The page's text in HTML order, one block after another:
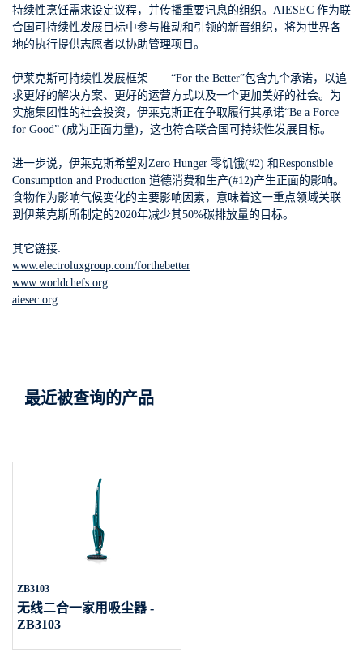
持续性烹饪需求设定议程，并传播重要讯息的组织。AIESEC 作为联
合国可持续性发展目标中参与推动和引领的新晋组织，将为世界各
地的执行提供志愿者以协助管理项目。
伊莱克斯可持续性发展框架——“For the Better”包含九个承诺，以追
求更好的解决方案、更好的运营方式以及一个更加美好的社会。为
实施集团性的社会投资，伊莱克斯正在争取履行其承诺“Be a Force
for Good” (成为正面力量)，这也符合联合国可持续性发展目标。
进一步说， 伊莱克斯希望对Zero Hunger 零饥饿(#2) 和Responsible
Consumption and Production 道德消费和生产(#12)产生正面的影响。
食物作为影响气候变化的主要影响因素，意味着这一重点领域关联
到伊莱克斯所制定的2020年减少其50%碳排放量的目标。
其它链接:
www.electroluxgroup.com/forthebetter
www.worldchefs.org
aiesec.org
最近被查询的产品
ZB3103
无线二合一家用吸尘器 -
ZB3103